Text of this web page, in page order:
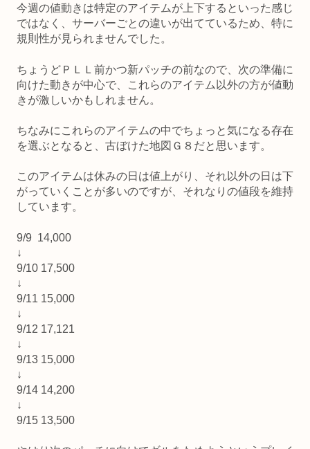
今週の値動きは特定のアイテムが上下するといった感じ
ではなく、サーバーごとの違いが出てているため、特に
規則性が見られませんでした。
ちょうどＰＬＬ前かつ新パッチの前なので、次の準備に
向けた動きが中心で、これらのアイテム以外の方が値動
きが激しいかもしれません。
ちなみにこれらのアイテムの中でちょっと気になる存在
を選ぶとなると、古ぼけた地図Ｇ８だと思います。
このアイテムは休みの日は値上がり、それ以外の日は下
がっていくことが多いのですが、それなりの値段を維持
しています。
9/9 14,000
↓
9/10 17,500
↓
9/11 15,000
↓
9/12 17,121
↓
9/13 15,000
↓
9/14 14,200
↓
9/15 13,500